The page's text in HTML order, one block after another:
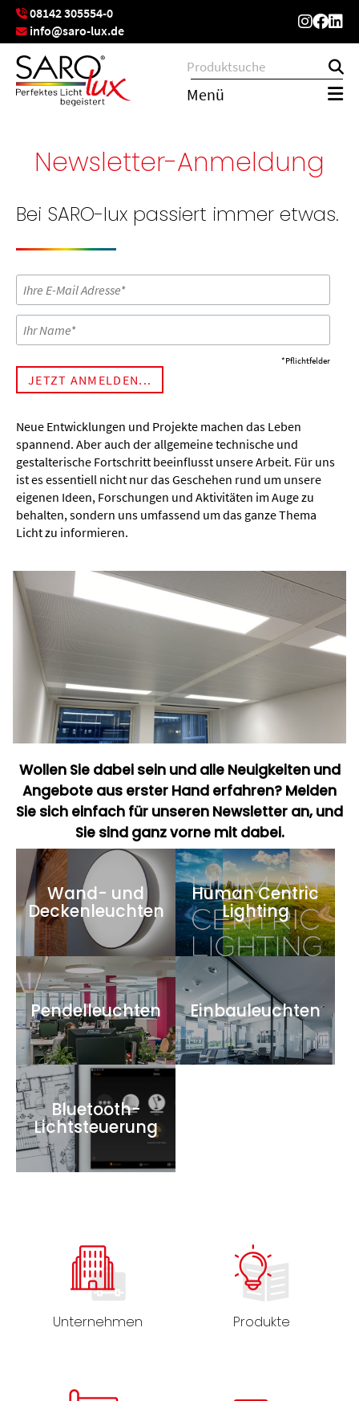
08142 305554-0
info@saro-lux.de
Menü
Newsletter-Anmeldung
Bei SARO-lux passiert immer etwas.
*Pflichtfelder
Neue Entwicklungen und Projekte machen das Leben
spannend. Aber auch der allgemeine technische und
gestalterische Fortschritt beeinflusst unsere Arbeit. Für uns
ist es essentiell nicht nur das Geschehen rund um unsere
eigenen Ideen, Forschungen und Aktivitäten im Auge zu
behalten, sondern uns umfassend um das ganze Thema
Licht zu informieren.
Wollen Sie dabei sein und alle Neuigkeiten und
Angebote aus erster Hand erfahren? Melden
Sie sich einfach für unseren Newsletter an, und
Sie sind ganz vorne mit dabei.
Wand- und
Deckenleuchten
Human Centric
Lighting
Pendelleuchten Einbauleuchten
Bluetooth-
Lichtsteuerung
Unternehmen Produkte